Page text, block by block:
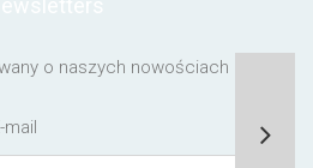
o naszych nowościach lub o